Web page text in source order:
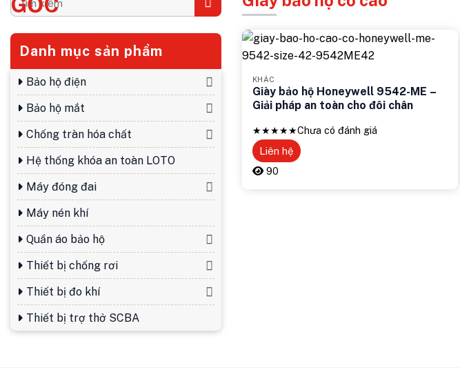
kiếm:
Danh mục sản phẩm
Bảo hộ điện
Bảo hộ mắt
Chống tràn hóa chất
Hệ thống khóa an toàn LOTO
Máy đóng đai
Máy nén khí
Quần áo bảo hộ
Thiết bị chống rơi
Thiết bị đo khí
Thiết bị trợ thở SCBA
KHÁC
Giày bảo hộ Honeywell 9542-ME –
Giải pháp an toàn cho đôi chân
★★★★★Chưa có đánh giá
Liên hệ
90